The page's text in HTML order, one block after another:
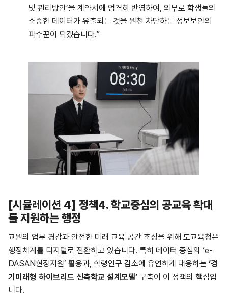
및 관리방안’을 계약서에 엄격히 반영하여, 외부로 학생들의
소중한 데이터가 유출되는 것을 원천 차단하는 정보보안의
파수꾼이 되겠습니다.”
[시뮬레이션 4] 정책4. 학교중심의 공교육 확대
를 지원하는 행정
교원의 업무 경감과 안전한 미래 교육 공간 조성을 위해 도교육청은
행정체계를 디지털로 전환하고 있습니다. 특히 데이터 중심의 ‘e-
DASAN현장지원’ 활용과, 학령인구 감소에 유연하게 대응하는 ‘경
기미래형 하이브리드 신축학교 설계모델’ 구축이 이 정책의 핵심입
니다.